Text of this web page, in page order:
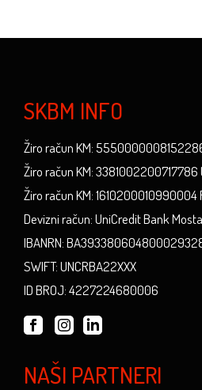
SKBM INFO
Žiro račun KM:
Žiro račun KM: 3381002200717786
Žiro račun KM:
Devizni račun: UniCredit Bank
IBANRN:
SWIFT: UNCRBA22XXX
ID BROJ: 4227224680006
NAŠI PARTNERI